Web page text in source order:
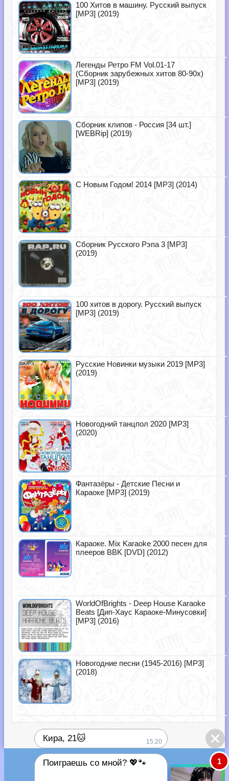
100 Хитов в машину. Русский выпуск
[MP3] (2019)
Легенды Ретро FM Vol.01-17
(Сборник зарубежных хитов 80-90х)
[MP3] (2019)
Сборник клипов - Россия [34 шт.]
[WEBRip] (2019)
С Новым Годом! 2014 [MP3] (2014)
Сборник Русского Рэпа 3 [MP3]
(2019)
100 хитов в дорогу. Русский выпуск
[MP3] (2019)
Русские Новинки музыки 2019 [MP3]
(2019)
Новогодний танцпол 2020 [MP3]
(2020)
Фантазёры - Детские Песни и
Караоке [MP3] (2019)
Караоке. Mix Karaoke 2000 песен для
плееров BBK [DVD] (2012)
WorldOfBrights - Deep House Karaoke
Beats [Дип-Хаус Караоке-Минусовки]
[MP3] (2016)
Новогодние песни (1945-2016) [MP3]
(2018)
Кира, 21🐱 15:20
Поиграешь со мной? 💖🐾 1